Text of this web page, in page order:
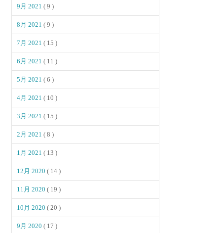
9月 2021( 9 )
8月 2021( 9 )
7月 2021( 15 )
6月 2021( 11 )
5月 2021( 6 )
4月 2021( 10 )
3月 2021( 15 )
2月 2021( 8 )
1月 2021( 13 )
12月 2020( 14 )
11月 2020( 19 )
10月 2020( 20 )
9月 2020( 17 )